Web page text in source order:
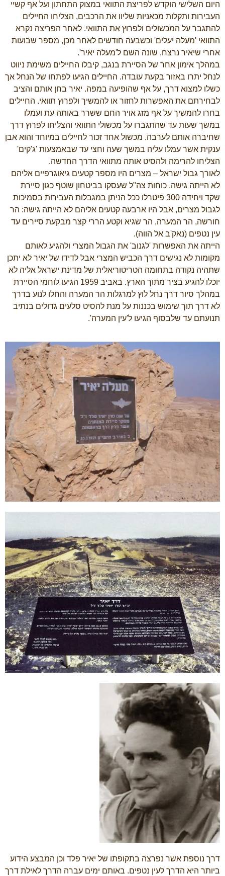
היום השלישי הוקדש לפריצת התוואי במצוק התחתון ועל אף קשיי
העבירות ותקלות מכאניות שליוו את הרכבים, הצליחו החיילים
להתגבר על המכשולים ולפרוץ את התוואי. לאחר הפריצה נקרא
התוואי 'מעלה יעלים' וכשבעה חודשים לאחר מכן, מספר שבועות
אחרי שיאיר נרצח, שונה השם ל'מעלה יאיר'.
במהלך אימון אחר של הסיירת בנגב, קיבלו החיילים משימת ניווט
לנחל יתרו באזור בקעת עובדה. החיילים הגיעו לפתחו של הנחל אך
כשלו למצוא דרך, על אף שהופיעה במפה. יאיר בחן אותם והציב
לבחירתם את האפשרות לחזור או להמשיך ולפרוץ תוואי. החיילים
בחרו להמשיך על אף מזג אויר החם ששרר באותה עת ועמלו
במשך שעות עד שהתגברו על מכשולי התוואי והצליחו לפרוץ דרך
שחיברה אותם לערבה. מכשול אחד זכור לחיילים במיוחד והוא אבן
ענקית אשר עמלו עליה במשך שעה וחצי עד שבאמצעות 'ג'קים'
הצליחו להרימה ולהסיט אותה מתוואי הדרך החדשה.
לאורך גבול ישראל – מצרים היו מספר קטעים גיאוגרפיים אליהם
לא הייתה גישה. כוחות צה"ל שעסקו בביטחון שוטף כגון סיירת
שקד ויחידה 300 פיטרלו ככל הניתן במגבלות העבירות בסמיכות
לגבול מצרים, אבל היו ארבעה קטעים אליהם לא הייתה גישה: הר
חורשה, הר המערה, הר שגיא וקטע הררי קצר מבקעת סיירים עד
עין נטפים (נאק'ב אל הווה).
הייתה את האפשרות 'לגנוב' את הגבול המצרי ולהגיע לאותם
מקומות לא נגישים דרך הכביש המצרי אבל לדידו של יאיר לא יתכן
שתהיה נקודה בתחומה הטריטוריאלית של מדינת ישראל אליה לא
יוכלו להגיע בציר מתוך הארץ. באביב 1959 הגיעו לוחמי הסיירת
במהלך סיור דרך נחל לוץ למרגלות הר המערה והחלו לנוע בדרך
לא דרך תוך שימוש בכננות על מנת להסיט סלעים גדולים בנתיב
תנועתם עד שלבסוף הגיעו ל'עין המערה'.
דרך נוספת אשר נפרצה בתקופתו של יאיר פלד וכן המבצע הידוע
ביותר היא הדרך לעין נטפים. באותם ימים עברה הדרך לאילת דרך